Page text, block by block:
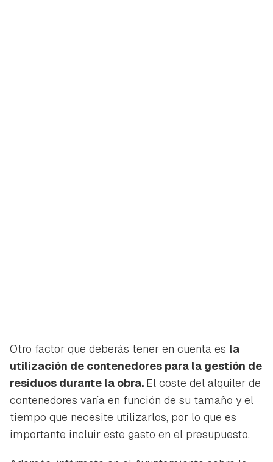
Otro factor que deberás tener en cuenta es la
utilización de contenedores para la gestión de
residuos durante la obra. El coste del alquiler de
contenedores varía en función de su tamaño y el
tiempo que necesite utilizarlos, por lo que es
importante incluir este gasto en el presupuesto.